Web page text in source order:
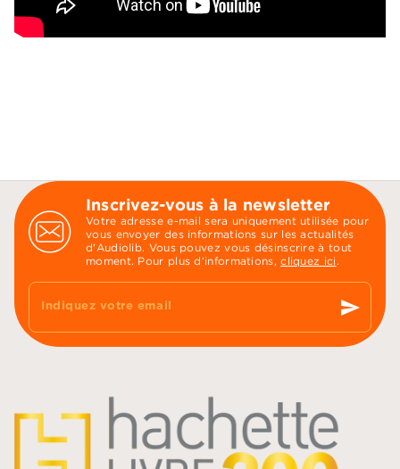
Inscrivez-vous à la newsletter
Votre adresse e-mail sera uniquement utilisée pour
vous envoyer des informations sur les actualités
d'Audiolib. Vous pouvez vous désinscrire à tout
moment. Pour plus d’informations,cliquez ici .
Indiquez votre email send